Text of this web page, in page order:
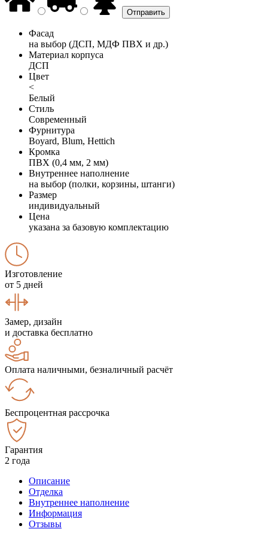
Фасад
на выбор (ДСП, МДФ ПВХ и др.)
Материал корпуса
ДСП
Цвет
<
Белый
Стиль
Современный
Фурнитура
Boyard, Blum, Hettich
Кромка
ПВХ (0,4 мм, 2 мм)
Внутреннее наполнение
на выбор (полки, корзины, штанги)
Размер
индивидуальный
Цена
указана за базовую комплектацию
Изготовление
от 5 дней
Замер, дизайн
и доставка бесплатно
Оплата наличными, безналичный расчёт
Беспроцентная рассрочка
Гарантия
2 года
Описание
Отделка
Внутреннее наполнение
Информация
Отзывы